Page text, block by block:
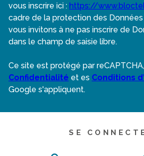
vous inscrire ici : https://
cadre de la protection des
vous invitons à ne pas inscrire de
dans le champ de saisie libre.
Ce site est protégé par
Confidentialité et es Conditions
Google s'appliquent.
SE